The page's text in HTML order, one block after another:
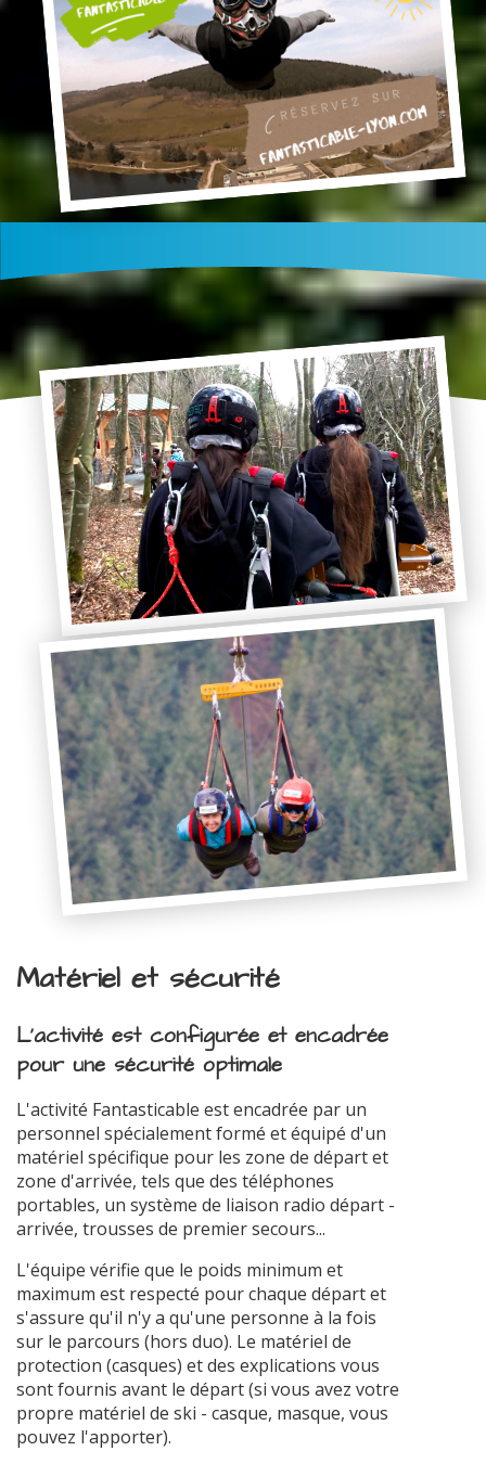
Matériel et sécurité
L'activité est configurée et encadrée
pour une sécurité optimale
L'activité Fantasticable est encadrée par un
personnel spécialement formé et équipé d'un
matériel spécifique pour les zone de départ et
zone d'arrivée, tels que des téléphones
portables, un système de liaison radio départ -
arrivée, trousses de premier secours...
L'équipe vérifie que le poids minimum et
maximum est respecté pour chaque départ et
s'assure qu'il n'y a qu'une personne à la fois
sur le parcours (hors duo). Le matériel de
protection (casques) et des explications vous
sont fournis avant le départ (si vous avez votre
propre matériel de ski - casque, masque, vous
pouvez l'apporter).